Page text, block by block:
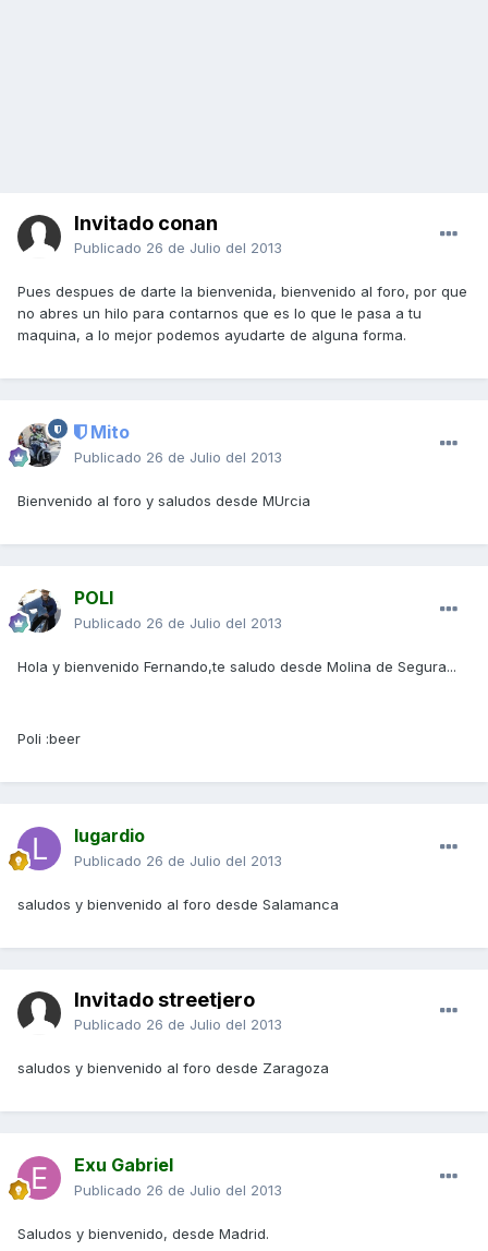
Invitado conan
Publicado 26 de Julio del 2013
Pues despues de darte la bienvenida, bienvenido al foro, por que
no abres un hilo para contarnos que es lo que le pasa a tu
maquina, a lo mejor podemos ayudarte de alguna forma.
Mito
Publicado 26 de Julio del 2013
Bienvenido al foro y saludos desde MUrcia
POLI
Publicado 26 de Julio del 2013
Hola y bienvenido Fernando,te saludo desde Molina de Segura...
Poli :beer
lugardio
Publicado 26 de Julio del 2013
saludos y bienvenido al foro desde Salamanca
Invitado streetjero
Publicado 26 de Julio del 2013
saludos y bienvenido al foro desde Zaragoza
Exu Gabriel
Publicado 26 de Julio del 2013
Saludos y bienvenido, desde Madrid.